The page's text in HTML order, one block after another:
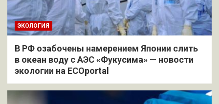
ЭКОЛОГИЯ
В РФ озабочены намерением Японии слить
в океан воду с АЭС «Фукусима» — новости
экологии на ECOportal